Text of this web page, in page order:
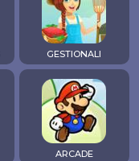
GESTIONALI
ARCADE